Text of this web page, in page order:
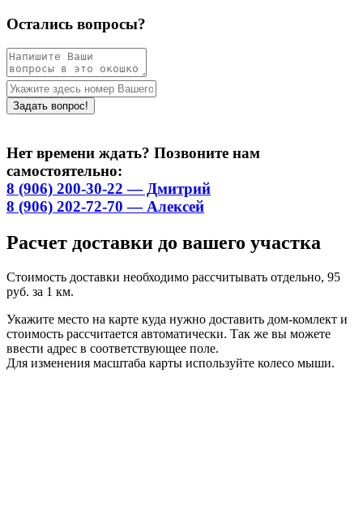
Остались вопросы?
Нет времени ждать? Позвоните нам
самостоятельно:
8 (906) 200-30-22 — Дмитрий
8 (906) 202-72-70 — Алексей
Расчет доставки до вашего участка
Стоимость доставки необходимо рассчитывать отдельно, 95
руб. за 1 км.
Укажите место на карте куда нужно доставить дом-комлект и
стоимость рассчитается автоматически. Так же вы можете
ввести адрес в соответствующее поле.
Для изменения масштаба карты используйте колесо мыши.